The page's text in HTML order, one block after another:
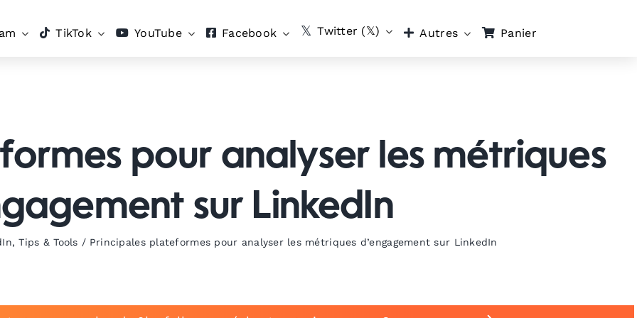
TikTok YouTube Facebook Twitter (𝕏) Autres Panier
pour analyser les métriques
sur LinkedIn
,Tips & Tools / Principales plateformes pour analyser les métriques d’engagement sur LinkedIn